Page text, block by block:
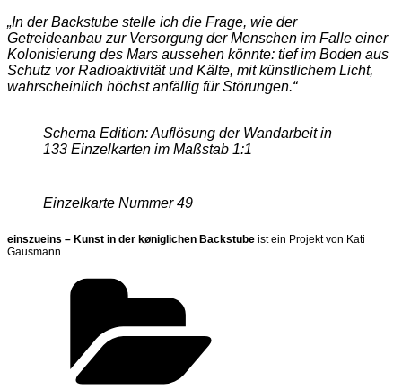
„In der Backstube stelle ich die Frage, wie der
Getreideanbau zur Versorgung der Menschen im Falle einer
Kolonisierung des Mars aussehen könnte: tief im Boden aus
Schutz vor Radioaktivität und Kälte, mit künstlichem Licht,
wahrscheinlich höchst anfällig für Störungen.“
Schema Edition: Auflösung der Wandarbeit in
133 Einzelkarten im Maßstab 1:1
Einzelkarte Nummer49
einszueins – Kunst in der køniglichen Backstube ist ein Projekt von Kati
Gausmann.